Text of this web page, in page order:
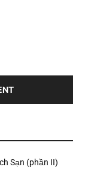
Sạn (phần II)